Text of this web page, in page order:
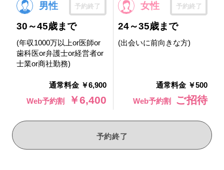
男性 予約終了
30～45歳まで
(年収1000万以上or医師or
歯科医or弁護士or経営者or
士業or商社勤務)
通常料金 ￥6,900
Web予約割
￥6,400
女性 予約終了
24～35歳まで
(出会いに前向きな方)
通常料金 ￥500
Web予約割
ご招待
予約終了